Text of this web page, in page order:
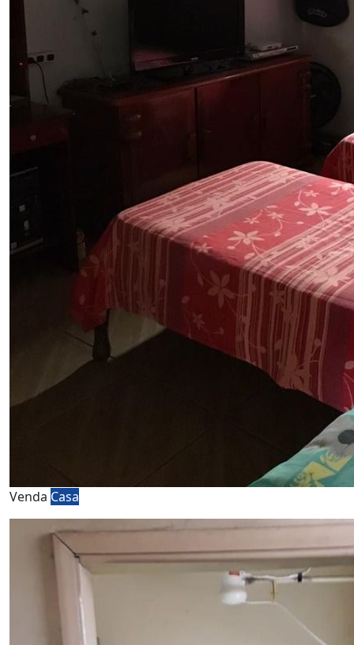
Venda Casa